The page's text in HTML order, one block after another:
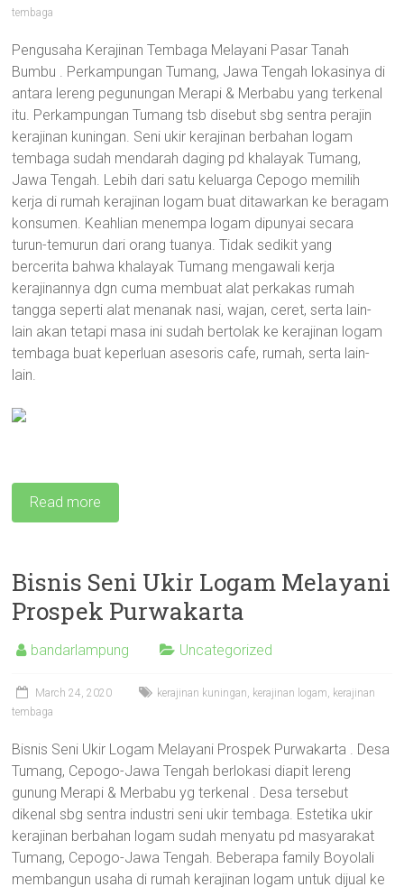
tembaga
Pengusaha Kerajinan Tembaga Melayani Pasar Tanah
Bumbu . Perkampungan Tumang, Jawa Tengah lokasinya di
antara lereng pegunungan Merapi & Merbabu yang terkenal
itu. Perkampungan Tumang tsb disebut sbg sentra perajin
kerajinan kuningan. Seni ukir kerajinan berbahan logam
tembaga sudah mendarah daging pd khalayak Tumang,
Jawa Tengah. Lebih dari satu keluarga Cepogo memilih
kerja di rumah kerajinan logam buat ditawarkan ke beragam
konsumen. Keahlian menempa logam dipunyai secara
turun-temurun dari orang tuanya. Tidak sedikit yang
bercerita bahwa khalayak Tumang mengawali kerja
kerajinannya dgn cuma membuat alat perkakas rumah
tangga seperti alat menanak nasi, wajan, ceret, serta lain-
lain akan tetapi masa ini sudah bertolak ke kerajinan logam
tembaga buat keperluan asesoris cafe, rumah, serta lain-
lain.
Read more
Bisnis Seni Ukir Logam Melayani
Prospek Purwakarta
bandarlampung Uncategorized
March 24, 2020 kerajinan kuningan, kerajinan logam, kerajinan
tembaga
Bisnis Seni Ukir Logam Melayani Prospek Purwakarta . Desa
Tumang, Cepogo-Jawa Tengah berlokasi diapit lereng
gunung Merapi & Merbabu yg terkenal . Desa tersebut
dikenal sbg sentra industri seni ukir tembaga. Estetika ukir
kerajinan berbahan logam sudah menyatu pd masyarakat
Tumang, Cepogo-Jawa Tengah. Beberapa family Boyolali
membangun usaha di rumah kerajinan logam untuk dijual ke